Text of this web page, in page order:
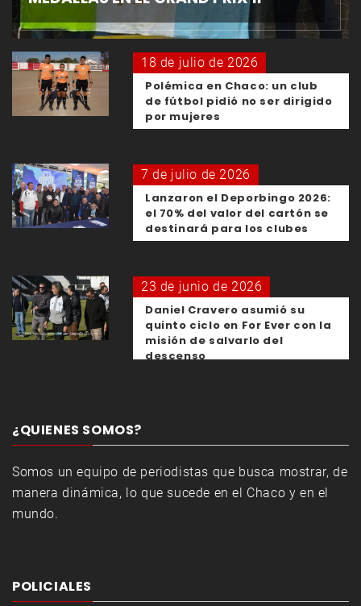
18 de julio de 2026
Polémica en Chaco: un club
de fútbol pidió no ser dirigido
por mujeres
7 de julio de 2026
Lanzaron el Deporbingo 2026:
el 70% del valor del cartón se
destinará para los clubes
23 de junio de 2026
Daniel Cravero asumió su
quinto ciclo en For Ever con la
misión de salvarlo del
descenso
¿QUIENES SOMOS?
Somos un equipo de periodistas que busca mostrar, de
manera dinámica, lo que sucede en el Chaco y en el
mundo.
POLICIALES